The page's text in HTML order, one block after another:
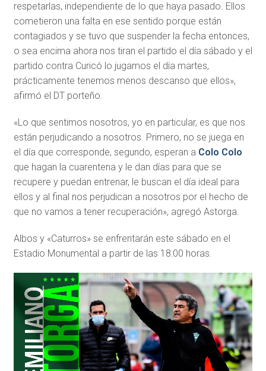
respetarlas, independiente de lo que haya pasado. Ellos
cometieron una falta en ese sentido porque están
contagiados y se tuvo que suspender la fecha entonces,
o sea encima ahora nos tiran el partido el día sábado y el
partido contra Curicó lo jugamos el día martes,
prácticamente tenemos menos descanso que ellos»,
afirmó el DT porteño.
«Lo que sentimos nosotros, yo en particular, es que nos
están perjudicando a nosotros. Primero, no se juega en
el día que corresponde, segundo, esperan a Colo Colo
que hagan la cuarentena y le dan días para que se
recupere y puedan entrenar, le buscan el día ideal para
ellos y al final nos perjudican a nosotros por el hecho de
que no vamos a tener recuperación», agregó Astorga.
Albos y «Caturros» se enfrentarán este sábado en el
Estadio Monumental a partir de las 18:00 horas.